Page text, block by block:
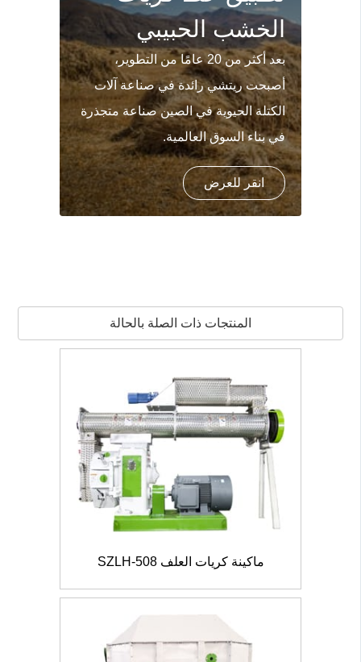
الخشب الحبيبي
بعد أكثر من 20 عامًا من التطوير،
أصبحت ريتشي رائدة في صناعة آلات
الكتلة الحيوية في الصين صناعة متجذرة
في بناء السوق العالمية.
انقر للعرض
المنتجات ذات الصلة بالحالة
ماكينة كريات العلف SZLH-508